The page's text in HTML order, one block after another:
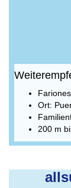
Ort:
200 m